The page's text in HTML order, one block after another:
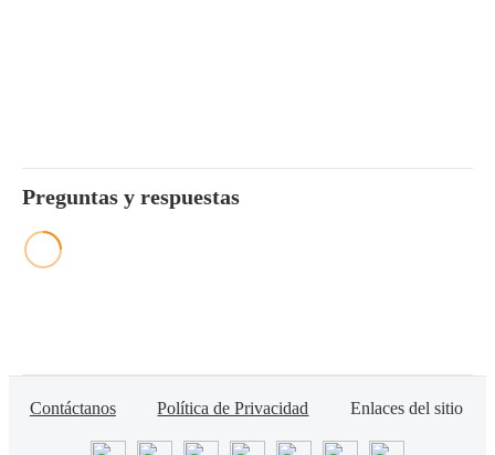
Preguntas y respuestas
Contáctanos Política de Privacidad Enlaces del sitio